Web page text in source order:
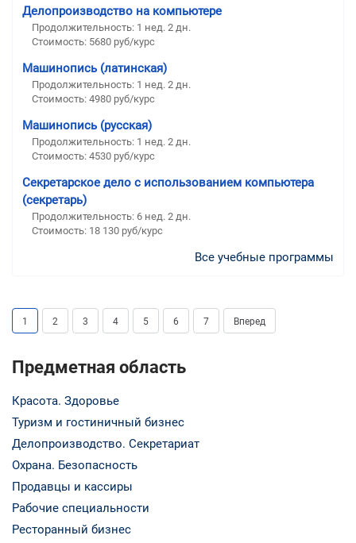
Делопроизводство на компьютере
Продолжительность: 1 нед. 2 дн.
Стоимость: 5680 руб/курс
Машинопись (латинская)
Продолжительность: 1 нед. 2 дн.
Стоимость: 4980 руб/курс
Машинопись (русская)
Продолжительность: 1 нед. 2 дн.
Стоимость: 4530 руб/курс
Секретарское дело с использованием компьютера
(секретарь)
Продолжительность: 6 нед. 2 дн.
Стоимость: 18 130 руб/курс
Все учебные программы
1 2 3 4 5 6 7 Вперед
Предметная область
Красота. Здоровье
Туризм и гостиничный бизнес
Делопроизводство. Секретариат
Охрана. Безопасность
Продавцы и кассиры
Рабочие специальности
Ресторанный бизнес